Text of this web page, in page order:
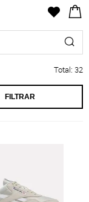
Total: 32
FILTRAR